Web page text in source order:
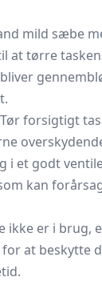
mild sæbe
at tørre
forsigtigt
et godt
kan
ikke er i brug,
at beskytte